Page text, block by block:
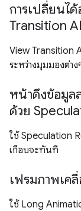
การเปลี่ยนไ
Transition
View Transition
ระหว่างมุมมองต่า
หน้าดึงข้อมูล
ด้วย
ใช้ Speculation
เกือบจะทันที
เฟรมภาพเค
ใช้ Long